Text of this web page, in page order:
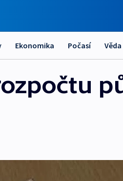
Ekonomika Počasí Věda